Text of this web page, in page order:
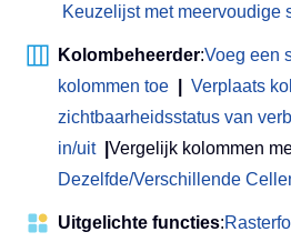
Keuzelijst met meervoudige
Kolombeheerder:Voeg een
kolommen toe
Verplaats
zichtbaarheidsstatus van
in/uit
Vergelijk kolommen
Dezelfde/Verschillende
Uitgelichte functies: